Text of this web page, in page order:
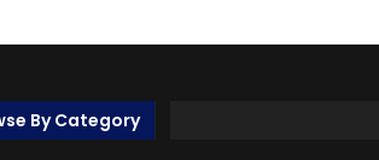
By Category